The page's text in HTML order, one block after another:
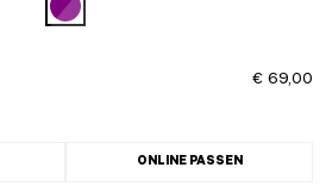
€ 69,00
ONLINE PASSEN